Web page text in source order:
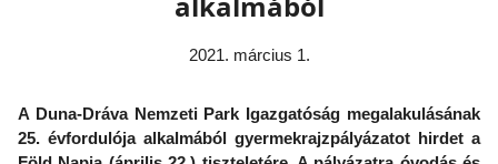
2021. március 1.
A Duna-Dráva Nemzeti Park Igazgatóság megalakulásának
25. évfordulója alkalmából gyermekrajzpályázatot hirdet a